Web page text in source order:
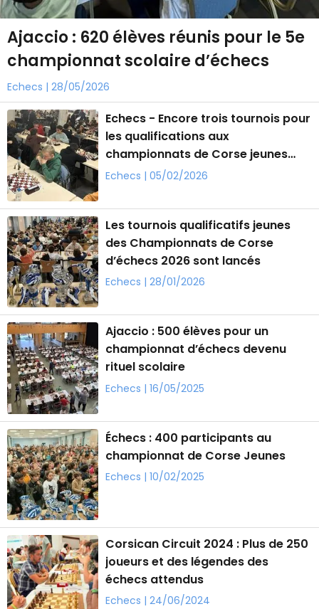
Ajaccio : 620 élèves réunis pour le 5e
championnat scolaire d’échecs
Echecs | 28/05/2026
Echecs - Encore trois tournois pour
les qualifications aux
championnats de Corse jeunes
d’échecs
Echecs | 05/02/2026
Les tournois qualificatifs jeunes
des Championnats de Corse
d’échecs 2026 sont lancés
Echecs | 28/01/2026
Ajaccio : 500 élèves pour un
championnat d’échecs devenu
rituel scolaire
Echecs | 16/05/2025
Échecs : 400 participants au
championnat de Corse Jeunes
Echecs | 10/02/2025
Corsican Circuit 2024 : Plus de 250
joueurs et des légendes des
échecs attendus
Echecs | 24/06/2024